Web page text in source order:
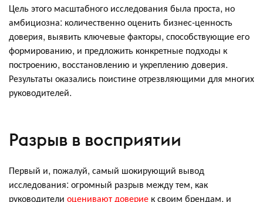
Цель этого масштабного исследования была проста, но
амбициозна: количественно оценить бизнес-ценность
доверия, выявить ключевые факторы, способствующие его
формированию, и предложить конкретные подходы к
построению, восстановлению и укреплению доверия.
Результаты оказались поистине отрезвляющими для многих
руководителей.
Разрыв в восприятии
Первый и, пожалуй, самый шокирующий вывод
исследования: огромный разрыв между тем, как
руководители оценивают доверие к своим брендам, и